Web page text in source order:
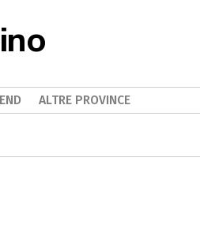
ALTRE PROVINCE